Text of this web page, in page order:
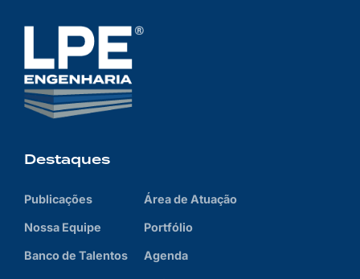
Destaques
Publicações
Nossa Equipe
Banco de Talentos
Área de Atuação
Portfólio
Agenda